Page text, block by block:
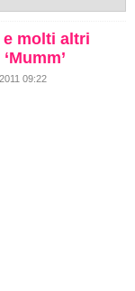
e molti altri
09:22